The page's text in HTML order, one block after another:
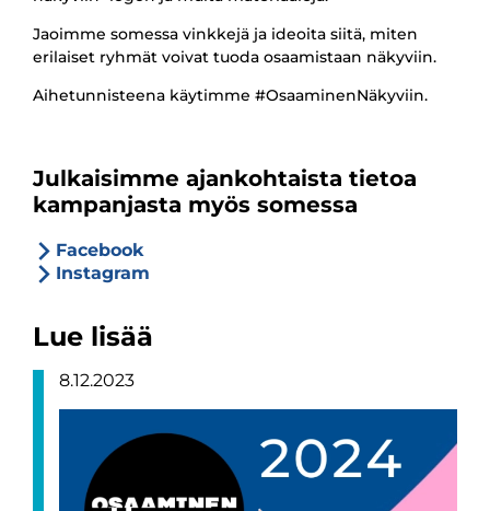
Jaoimme somessa vinkkejä ja ideoita siitä, miten
erilaiset ryhmät voivat tuoda osaamistaan näkyviin.
Aihetunnisteena käytimme #OsaaminenNäkyviin.
Julkaisimme ajankohtaista tietoa
kampanjasta myös somessa
Facebook
Instagram
Lue lisää
8.12.2023